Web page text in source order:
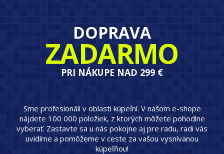
DOPRAVA
ZADARMO
PRI NÁKUPE NAD 299 €
Sme profesionáli v oblasti kúpeľní. V našom e-shope
nájdete 100 000 položiek, z ktorých môžete pohodlne
vyberať. Zastavte sa u nás pokojne aj pre radu, radi vás
uvidíme a pomôžeme v ceste za vašou vysnívanou
kúpeľňou!